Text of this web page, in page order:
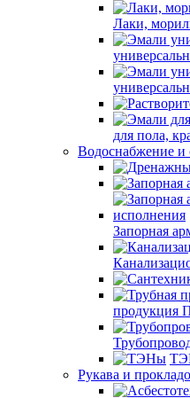
Лаки,
для пола,
Водоснабжение и
Запорная
продукция
Рукава и